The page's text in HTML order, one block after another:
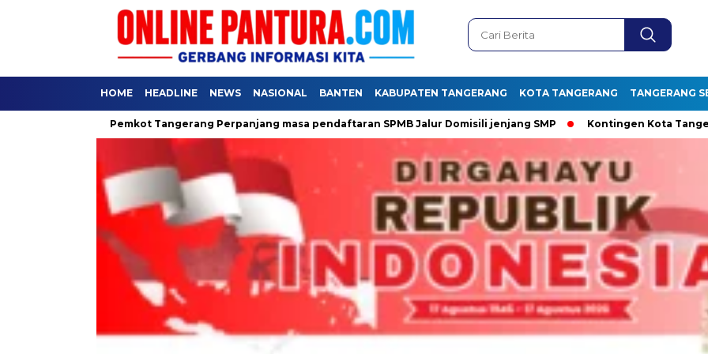
HOME HEADLINE NEWS NASIONAL BANTEN KABUPATEN TANGERANG KOTA TANGERANG TANGERANG
Pemkot Tangerang Perpanjang masa pendaftaran SPMB Jalur Domisili jenjang SMP Kontingen Kota Tangerang siap
Baca Juga :
Bupati Tangerang
Sampaikan TPA Jatiwaringin 100 Persen
Bebas Api dan Asap